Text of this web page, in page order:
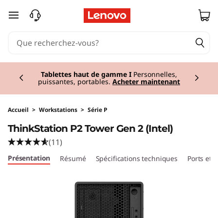
T
k
S
a
passer au contenu principal
Tablettes haut de gamme I Personnelles,
puissantes, portables. Acheter maintenant
Accueil > Workstations > Série P
ThinkStation P2 Tower Gen 2 (Intel)
(11)
Présentation Résumé Spécifications techniques Ports et